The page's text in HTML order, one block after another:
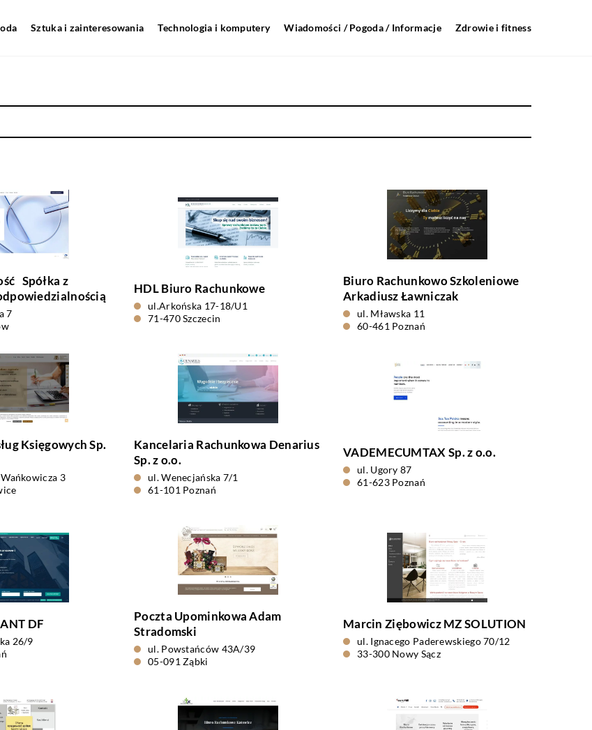
Sztuka i zainteresowania Technologia i komputery Wiadomości / Pogoda / Informacje Zdrowie i fitness
Spółka z
7
HDL Biuro Rachunkowe
ul.Arkońska 17-18/U1
71-470 Szczecin
Biuro Rachunkowo Szkoleniowe
Arkadiusz Ławniczak
ul. Mławska 11
60-461 Poznań
Księgowych Sp.
3
Kancelaria Rachunkowa Denarius
Sp. z o.o.
ul. Wenecjańska 7/1
61-101 Poznań
VADEMECUMTAX Sp. z o.o.
ul. Ugory 87
61-623 Poznań
DF
26/9
Poczta Upominkowa Adam
Stradomski
ul. Powstańców 43A/39
05-091 Ząbki
Marcin Ziębowicz MZ SOLUTION
ul. Ignacego Paderewskiego 70/12
33-300 Nowy Sącz